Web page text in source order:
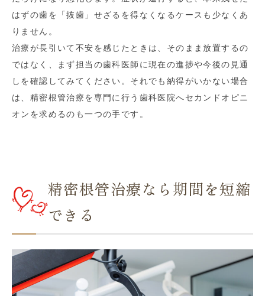
はずの歯を「抜歯」せざるを得なくなるケースも少なくあ
りません。
治療が長引いて不安を感じたときは、そのまま放置するの
ではなく、まず担当の歯科医師に現在の進捗や今後の見通
しを確認してみてください。それでも納得がいかない場合
は、精密根管治療を専門に行う歯科医院へセカンドオピニ
オンを求めるのも一つの手です。
精密根管治療なら期間を短縮
できる